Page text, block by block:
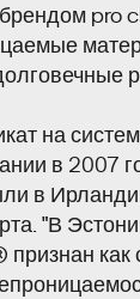
pro
на
в 2007
в
"В
как